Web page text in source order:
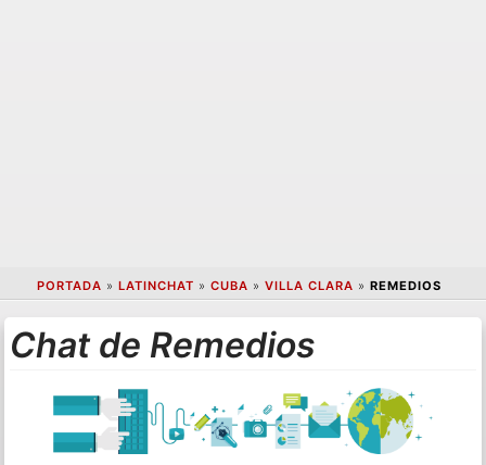
PORTADA » LATINCHAT » CUBA » VILLA CLARA » REMEDIOS
Chat de Remedios